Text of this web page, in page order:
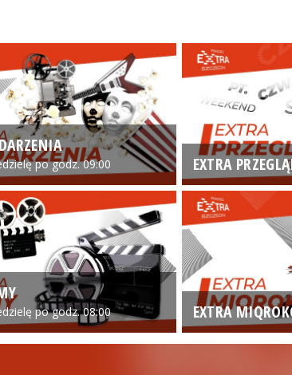
po godz. 09:00 EXTRA
po godz. 08:00 EXTRA